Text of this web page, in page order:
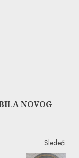
NOVOG
Sledeći